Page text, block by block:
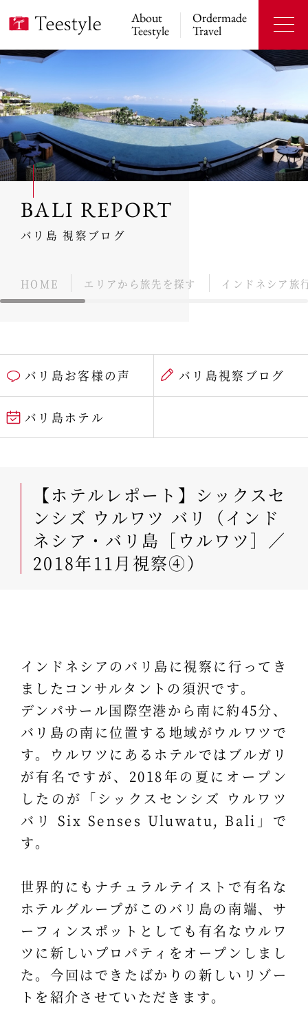
About
Teestyle
Ordermade
Travel
BALI REPORT
バリ島 視察ブログ
HOME エリアから旅先を探す インドネシア旅
バリ島お客様の声 バリ島視察ブログ
バリ島ホテル
【ホテルレポート】シックスセ
ンシズ ウルワツ バリ（インド
ネシア・バリ島［ウルワツ］／
2018年11月視察④）
インドネシアのバリ島に視察に行ってき
ましたコンサルタントの須沢です。
デンパサール国際空港から南に約45分、
バリ島の南に位置する地域がウルワツで
す。ウルワツにあるホテルではブルガリ
が有名ですが、2018年の夏にオープン
したのが「シックスセンシズ ウルワツ
バリ Six Senses Uluwatu, Bali」で
す。
世界的にもナチュラルテイストで有名な
ホテルグループがこのバリ島の南端、サ
ーフィンスポットとしても有名なウルワ
ツに新しいプロパティをオープンしまし
た。今回はできたばかりの新しいリゾー
トを紹介させていただきます。